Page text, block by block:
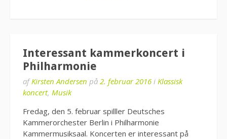
Interessant kammerkoncert i
Philharmonie
afKirsten Andersen på 2. februar 2016 i Klassisk
koncert, Musik
Fredag, den 5. februar spilller Deutsches
Kammerorchester Berlin i Philharmonie
Kammermusiksaal. Koncerten er interessant på